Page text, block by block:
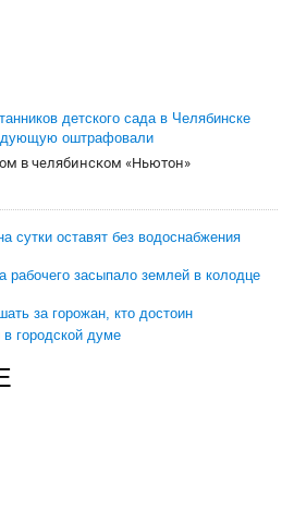
детского сада в Челябинске
оштрафовали
в челябинском «Ньютон»
сутки оставят без водоснабжения
рабочего засыпало землей в колодце
за горожан, кто достоин
городской думе